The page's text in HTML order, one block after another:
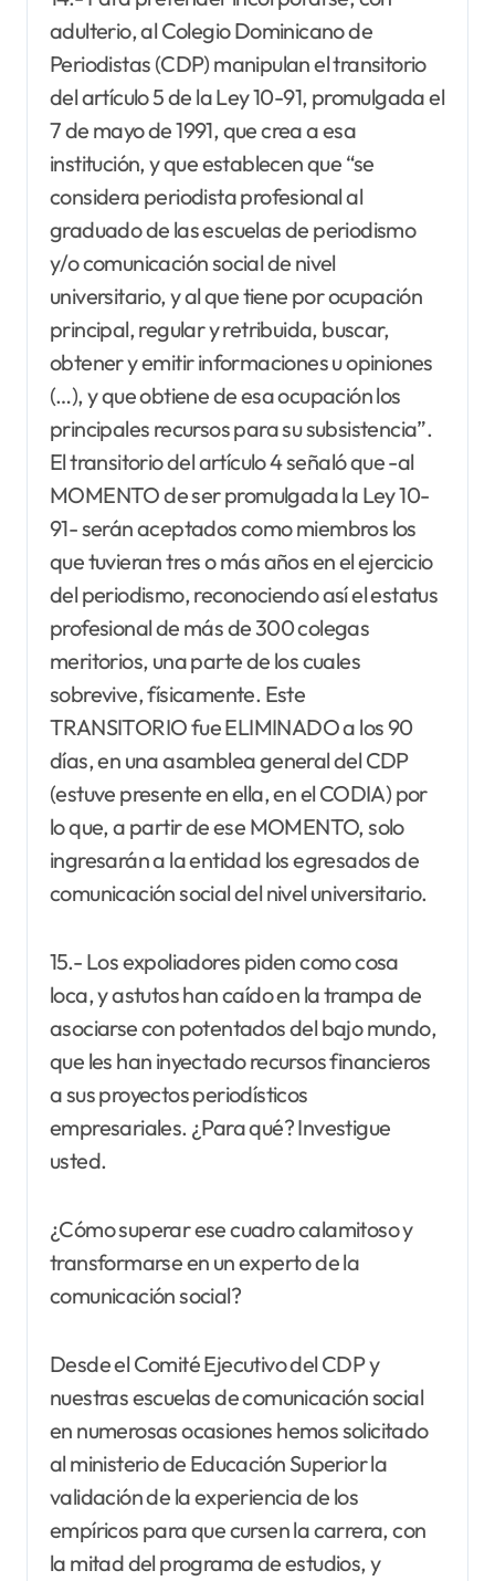
adulterio, al Colegio Dominicano de
Periodistas (CDP) manipulan el transitorio
del artículo 5 de la Ley 10-91, promulgada el
7 de mayo de 1991, que crea a esa
institución, y que establecen que “se
considera periodista profesional al
graduado de las escuelas de periodismo
y/o comunicación social de nivel
universitario, y al que tiene por ocupación
principal, regular y retribuida, buscar,
obtener y emitir informaciones u opiniones
(…), y que obtiene de esa ocupación los
principales recursos para su subsistencia”.
El transitorio del artículo 4 señaló que -al
MOMENTO de ser promulgada la Ley 10-
91- serán aceptados como miembros los
que tuvieran tres o más años en el ejercicio
del periodismo, reconociendo así el estatus
profesional de más de 300 colegas
meritorios, una parte de los cuales
sobrevive, físicamente. Este
TRANSITORIO fue ELIMINADO a los 90
días, en una asamblea general del CDP
(estuve presente en ella, en el CODIA) por
lo que, a partir de ese MOMENTO, solo
ingresarán a la entidad los egresados de
comunicación social del nivel universitario.
15.- Los expoliadores piden como cosa
loca, y astutos han caído en la trampa de
asociarse con potentados del bajo mundo,
que les han inyectado recursos financieros
a sus proyectos periodísticos
empresariales. ¿Para qué? Investigue
usted.
¿Cómo superar ese cuadro calamitoso y
transformarse en un experto de la
comunicación social?
Desde el Comité Ejecutivo del CDP y
nuestras escuelas de comunicación social
en numerosas ocasiones hemos solicitado
al ministerio de Educación Superior la
validación de la experiencia de los
empíricos para que cursen la carrera, con
la mitad del programa de estudios, y